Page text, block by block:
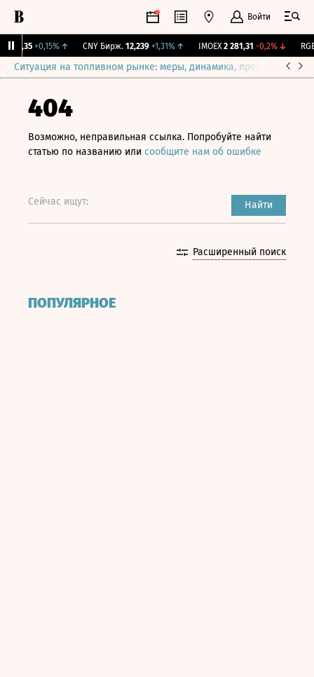
Войти
115,35 +0,15%↑ CNY Бирж. 12,239 +1,31% ↑ IMOEX 2 281,31 -0,2%↓
Ситуация на топливном рынке: меры, динамика, прогнозы
404
Возможно, неправильная ссылка. Попробуйте найти
статью по названию или сообщите нам об ошибке
Сейчас ищут: Найти
Расширенный поиск
ПОПУЛЯРНОЕ